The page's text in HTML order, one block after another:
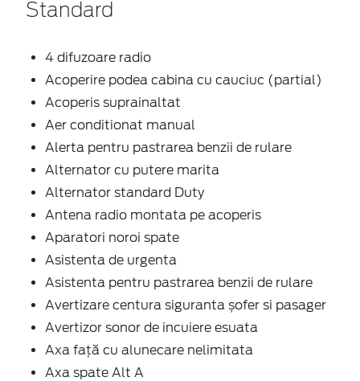
Standard
4 difuzoare radio
Acoperire podea cabina cu cauciuc (partial)
Acoperis suprainaltat
Aer conditionat manual
Alerta pentru pastrarea benzii de rulare
Alternator cu putere marita
Alternator standard Duty
Antena radio montata pe acoperis
Aparatori noroi spate
Asistenta de urgenta
Asistenta pentru pastrarea benzii de rulare
Avertizare centura siguranta șofer si pasager
Avertizor sonor de incuiere esuata
Axa față cu alunecare nelimitata
Axa spate Alt A